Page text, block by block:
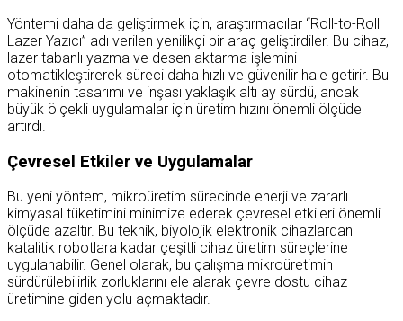
Yöntemi daha da geliştirmek için, araştırmacılar “Roll-to-Roll
Lazer Yazıcı” adı verilen yenilikçi bir araç geliştirdiler. Bu cihaz,
lazer tabanlı yazma ve desen aktarma işlemini
otomatikleştirerek süreci daha hızlı ve güvenilir hale getirir. Bu
makinenin tasarımı ve inşası yaklaşık altı ay sürdü, ancak
büyük ölçekli uygulamalar için üretim hızını önemli ölçüde
artırdı.
Çevresel Etkiler ve Uygulamalar
Bu yeni yöntem, mikroüretim sürecinde enerji ve zararlı
kimyasal tüketimini minimize ederek çevresel etkileri önemli
ölçüde azaltır. Bu teknik, biyolojik elektronik cihazlardan
katalitik robotlara kadar çeşitli cihaz üretim süreçlerine
uygulanabilir. Genel olarak, bu çalışma mikroüretimin
sürdürülebilirlik zorluklarını ele alarak çevre dostu cihaz
üretimine giden yolu açmaktadır.